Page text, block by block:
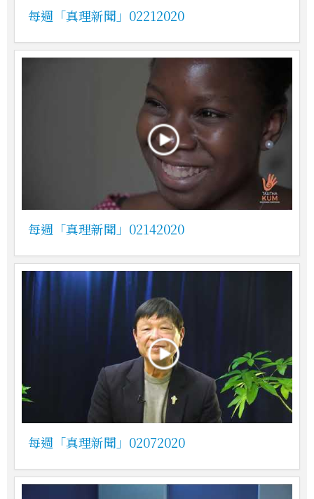
每週「真理新聞」02212020
每週「真理新聞」02142020
每週「真理新聞」02072020